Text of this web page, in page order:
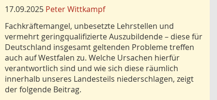
17.09.2025 Peter Wittkampf
Fachkräftemangel, unbesetzte Lehrstellen und
vermehrt geringqualifizierte Auszubildende – diese für
Deutschland insgesamt geltenden Probleme treffen
auch auf Westfalen zu. Welche Ursachen hierfür
verantwortlich sind und wie sich diese räumlich
innerhalb unseres Landesteils niederschlagen, zeigt
der folgende Beitrag.